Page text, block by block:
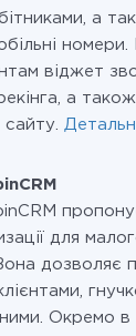
а
номери.
віджет
а
сайту.
для
дозволяє
Окремо в